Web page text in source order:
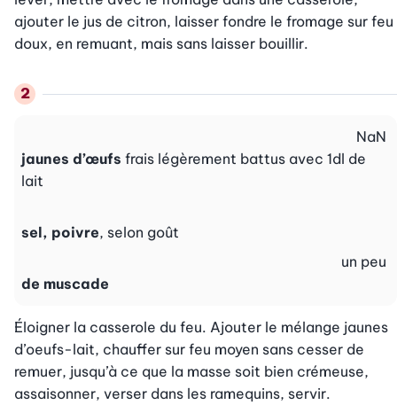
ajouter le jus de citron, laisser fondre le fromage sur feu
doux, en remuant, mais sans laisser bouillir.
jaunes d’œufs frais légèrement battus avec 1dl de
lait
NaN
sel, poivre, selon goût
de muscade
un peu
Éloigner la casserole du feu. Ajouter le mélange jaunes
d’oeufs-lait, chauffer sur feu moyen sans cesser de
remuer, jusqu’à ce que la masse soit bien crémeuse,
assaisonner, verser dans les ramequins, servir.